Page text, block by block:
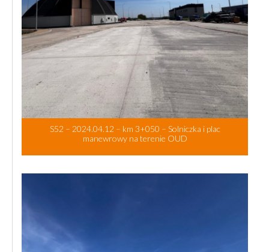
S52 – 2024.04.12 – km 3+050 – Solniczka i plac
manewrowy na terenie OUD